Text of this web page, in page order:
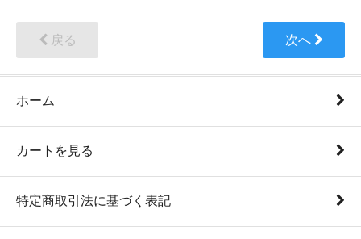
戻る 次へ
ホーム
カートを見る
特定商取引法に基づく表記